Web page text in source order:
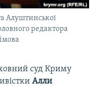
Алуштинської
редактора
суд Криму
Алли